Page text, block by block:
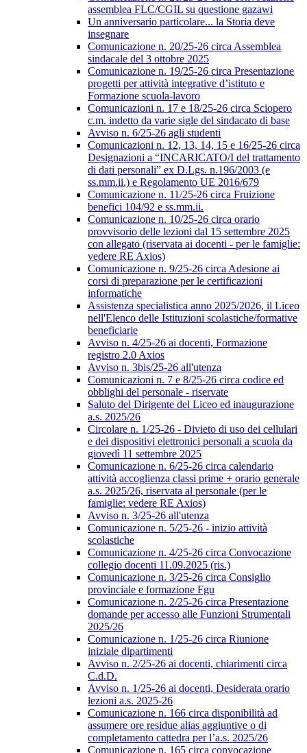
assemblea FLC/CGIL su questione gazawi
Un anniversario particolare... la Storia deve
insegnare
Comunicazione n. 20/25-26 circa Assemblea
sindacale del 3 ottobre 2025
Comunicazione n. 19/25-26 circa Presentazione
progetti per attività integrative d’istituto e
Formazione scuola-lavoro
Comunicazioni n. 17 e 18/25-26 circa Sciopero
c.m. indetto da varie sigle del sindacato di base
Avviso n. 6/25-26 agli studenti
Comunicazioni n. 12, 13, 14, 15 e 16/25-26 circa
Designazioni a “INCARICATO/I del trattamento
di dati personali” ex D.Lgs. n.196/2003 (e
ss.mm.ii.) e Regolamento UE 2016/679
Comunicazione n. 11/25-26 circa Fruizione
benefici 104/92 e ss.mm.ii.
Comunicazione n. 10/25-26 circa orario
provvisorio delle lezioni dal 15 settembre 2025
con allegato (riservata ai docenti - per le famiglie:
vedere RE Axios)
Comunicazione n. 9/25-26 circa Adesione ai
corsi di preparazione per le certificazioni
informatiche
Assistenza specialistica anno 2025/2026, il Liceo
nell'Elenco delle Istituzioni scolastiche/formative
beneficiarie
Avviso n. 4/25-26 ai docenti, Formazione
registro 2.0 Axios
Avviso n. 3bis/25-26 all'utenza
Comunicazioni n. 7 e 8/25-26 circa codice ed
obblighi del personale - riservate
Saluto del Dirigente del Liceo ed inaugurazione
a.s. 2025/26
Circolare n. 1/25-26 - Divieto di uso dei cellulari
e dei dispositivi elettronici personali a scuola da
giovedì 11 settembre 2025
Comunicazione n. 6/25-26 circa calendario
attività accoglienza classi prime + orario generale
a.s. 2025/26, riservata al personale (per le
famiglie: vedere RE Axios)
Avviso n. 3/25-26 all'utenza
Comunicazione n. 5/25-26 - inizio attività
scolastiche
Comunicazione n. 4/25-26 circa Convocazione
collegio docenti 11.09.2025 (ris.)
Comunicazione n. 3/25-26 circa Consiglio
provinciale e formazione Fgu
Comunicazione n. 2/25-26 circa Presentazione
domande per accesso alle Funzioni Strumentali
2025/26
Comunicazione n. 1/25-26 circa Riunione
iniziale dipartimenti
Avviso n. 2/25-26 ai docenti, chiarimenti circa
C.d.D.
Avviso n. 1/25-26 ai docenti, Desiderata orario
lezioni a.s. 2025-26
Comunicazione n. 166 circa disponibilità ad
assumere ore residue alias aggiuntive o di
completamento cattedra per l’a.s. 2025/26
Comunicazione n. 165 circa convocazione